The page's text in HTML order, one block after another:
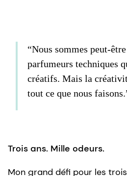
“Nous sommes peut-
parfumeurs techniques
créatifs. Mais la
tout ce que nous
Trois ans. Mille odeurs.
Mon grand défi pour les